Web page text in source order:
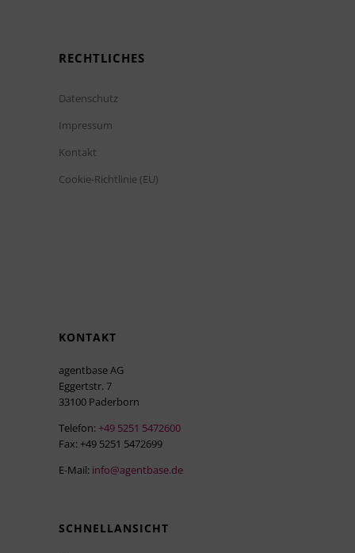
RECHTLICHES
Datenschutz
Impressum
Kontakt
Cookie-Richtlinie (EU)
KONTAKT
agentbase AG
Eggertstr. 7
33100 Paderborn
Telefon: +49 5251 5472600
Fax: +49 5251 5472699
E-Mail: info@agentbase.de
SCHNELLANSICHT